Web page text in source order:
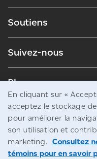
Soutiens
Suivez-nous
Blogues
Avis juridiques
Accès à l’information
En cliquant sur «
acceptez le stockage
pour améliorer la
son utilisation et
marketing. Consultez
témoins pour en savoir